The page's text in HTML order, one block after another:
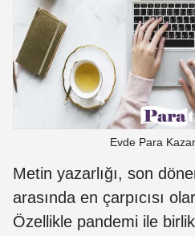
Evde Para
Metin yazarlığı, son
arasında en çarpıcısı
Özellikle pandemi ile